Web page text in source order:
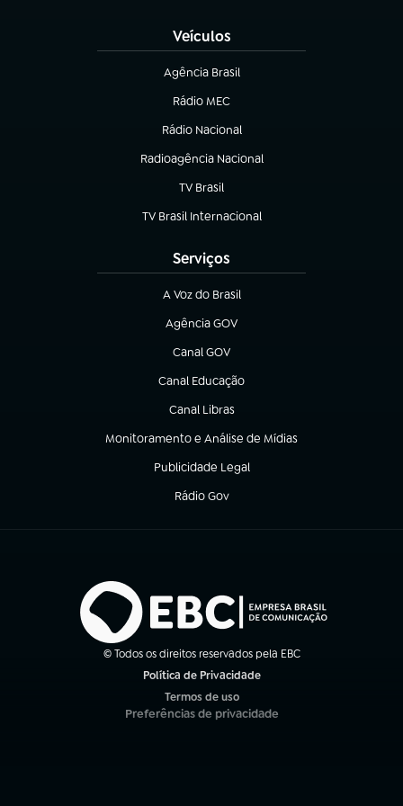
Veículos
Agência Brasil
(abre em nova aba)
Rádio MEC
(abre em nova aba)
Rádio Nacional
Radioagência Nacional
(abre em nova aba)
TV Brasil
(abre em nova aba)
TV Brasil Internacional
(abre em nova aba)
Serviços
A Voz do Brasil
(abre em nova aba)
Agência GOV
(abre em nova aba)
Canal GOV
(abre em nova aba)
Canal Educação
(abre em nova aba)
Canal Libras
(abre em nova aba)
Monitoramento e Análise de Mídias
(abre em nova aba)
Publicidade Legal
(abre em nova aba)
Rádio Gov
(abre em nova aba)
© Todos os direitos reservados pela EBC
Política de Privacidade
Termos de uso
(abre em nova aba)
Preferências de privacidade